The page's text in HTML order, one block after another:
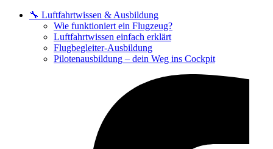
🔧 Luftfahrtwissen & Ausbildung
Wie funktioniert ein Flugzeug?
Luftfahrtwissen einfach erklärt
Flugbegleiter-Ausbildung
Pilotenausbildung – dein Weg ins Cockpit